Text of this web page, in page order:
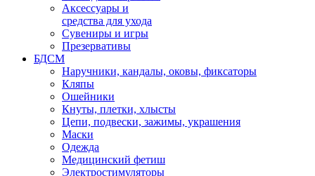
Аксессуары и
средства для ухода
Сувениры и игры
Презервативы
БДСМ
Наручники, кандалы, оковы, фиксаторы
Кляпы
Ошейники
Кнуты, плетки, хлысты
Цепи, подвески, зажимы, украшения
Маски
Одежда
Медицинский фетиш
Электростимуляторы